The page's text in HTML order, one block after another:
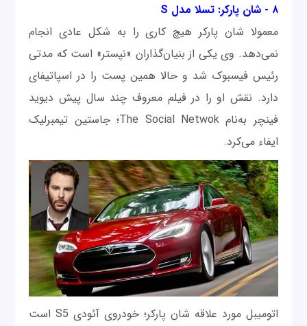
۸ - شان پارکر: تسلا مدل S
معمولا شان پارکر هیچ کاری را به شکل عادی انجام
نمی‌دهد. وی یکی از بنیان‌گذاران «نپستر» است که مدتی
رئیس فیسبوک شد و حالا همین پست را در اسپاتیفای
دارد. نقش او را در فیلم معروف چند سال پیش دیوید
فینچر به‌نام The Social Netwok؛ جاستین تیمبرلیک
ایفاء می‌کرد.
اتومیبل مورد علاقه شان پارکر؛ خودروی آئودی S5 است